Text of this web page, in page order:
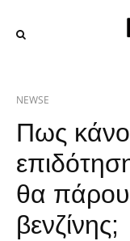
NEWSE
Πως
θα
βενζίνης;